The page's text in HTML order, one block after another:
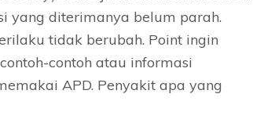
yang diterimanya belum parah.
tidak berubah. Point ingin
contoh atau informasi
APD. Penyakit apa yang